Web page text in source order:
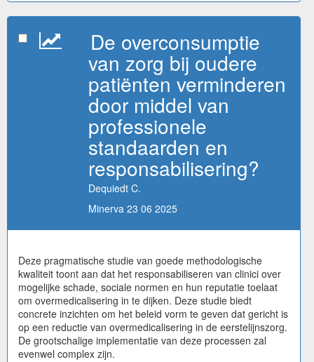
De overconsumptie
van zorg bij oudere
patiënten verminderen
door middel van
professionele
standaarden en
responsabilisering?
Dequiedt C.
Minerva 23 06 2025
Deze pragmatische studie van goede methodologische
kwaliteit toont aan dat het responsabiliseren van clinici over
mogelijke schade, sociale normen en hun reputatie toelaat
om overmedicalisering in te dijken. Deze studie biedt
concrete inzichten om het beleid vorm te geven dat gericht is
op een reductie van overmedicalisering in de eerstelijnszorg.
De grootschalige implementatie van deze processen zal
evenwel complex zijn.